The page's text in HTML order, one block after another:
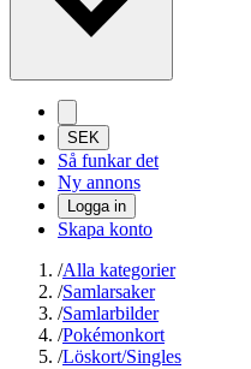
SEK
Så funkar det
Ny annons
Logga in
Skapa konto
/Alla kategorier
/Samlarsaker
/Samlarbilder
/Pokémonkort
/Löskort/Singles